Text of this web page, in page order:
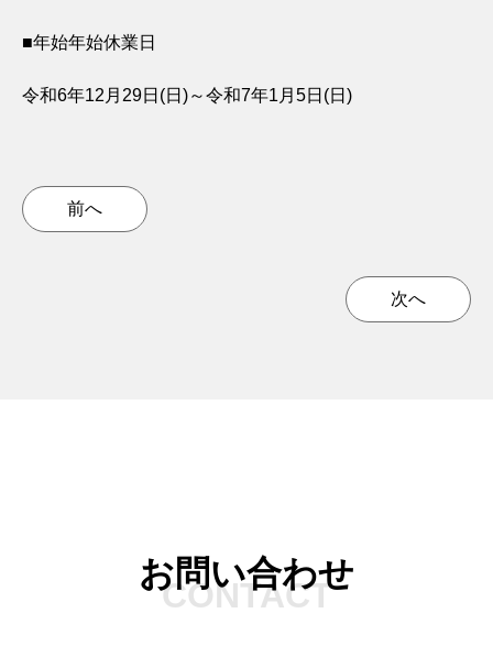
■年始年始休業日
令和6年12月29日(日)～令和7年1月5日(日)
前へ
次へ
お問い合わせ
CONTACT